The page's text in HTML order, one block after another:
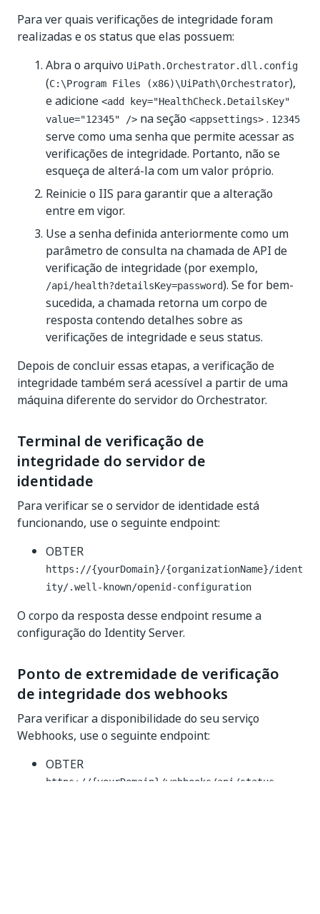
Para ver quais verificações de integridade foram
realizadas e os status que elas possuem:
Abra o arquivo UiPath.Orchestrator.dll.config
(C:\Program Files (x86)\UiPath\Orchestrator),
e adicione <add key="HealthCheck.DetailsKey"
value="12345" /> na seção <appsettings> . 12345
serve como uma senha que permite acessar as
verificações de integridade. Portanto, não se
esqueça de alterá-la com um valor próprio.
Reinicie o IIS para garantir que a alteração
entre em vigor.
Use a senha definida anteriormente como um
parâmetro de consulta na chamada de API de
verificação de integridade (por exemplo,
/api/health?detailsKey=password). Se for bem-
sucedida, a chamada retorna um corpo de
resposta contendo detalhes sobre as
verificações de integridade e seus status.
Depois de concluir essas etapas, a verificação de
integridade também será acessível a partir de uma
máquina diferente do servidor do Orchestrator.
Terminal de verificação de
integridade do servidor de
identidade
Para verificar se o servidor de identidade está
funcionando, use o seguinte endpoint:
OBTER
https://{yourDomain}/{organizationName}/ident
ity/.well-known/openid-configuration
O corpo da resposta desse endpoint resume a
configuração do Identity Server.
Ponto de extremidade de verificação
de integridade dos webhooks
Para verificar a disponibilidade do seu serviço
Webhooks, use o seguinte endpoint:
OBTER
https://{yourDomain}/webhooks/api/status